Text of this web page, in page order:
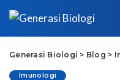
Generasi Biologi > Blog >
Imunologi